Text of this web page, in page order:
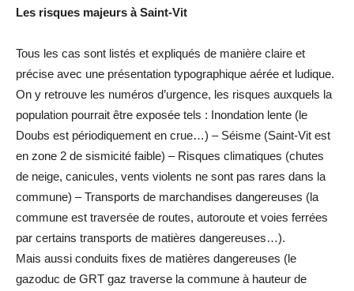
Les risques majeurs à Saint-Vit
Tous les cas sont listés et expliqués de manière claire et
précise avec une présentation typographique aérée et ludique.
On y retrouve les numéros d’urgence, les risques auxquels la
population pourrait être exposée tels : Inondation lente (le
Doubs est périodiquement en crue…) – Séisme (Saint-Vit est
en zone 2 de sismicité faible) – Risques climatiques (chutes
de neige, canicules, vents violents ne sont pas rares dans la
commune) – Transports de marchandises dangereuses (la
commune est traversée de routes, autoroute et voies ferrées
par certains transports de matières dangereuses…).
Mais aussi conduits fixes de matières dangereuses (le
gazoduc de GRT gaz traverse la commune à hauteur de